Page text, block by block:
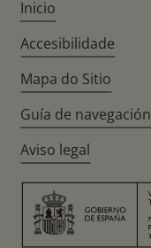
Inicio
Accesibilidade
Mapa do Sitio
Guía de navegación
Aviso legal